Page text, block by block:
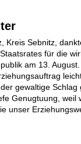
Kreis Sebnitz,
für die
am 13.
gewaltige Schlag
Genugtuung, weil
unser